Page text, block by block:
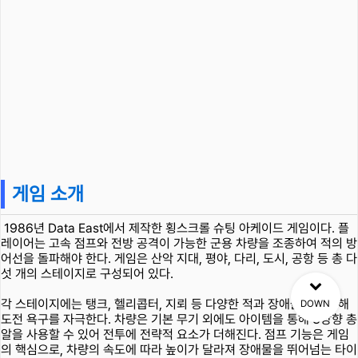
게임 소개
1986년 Data East에서 제작한 횡스크롤 슈팅 아케이드 게임이다. 플
레이어는 고속 점프와 전방 공격이 가능한 군용 차량을 조종하여 적의 방
어선을 돌파해야 한다. 게임은 산악 지대, 평야, 다리, 도시, 공항 등 총 다
섯 개의 스테이지로 구성되어 있다.
각 스테이지에는 탱크, 헬리콥터, 지뢰 등 다양한 적과 장애물이 등장해
도전 욕구를 자극한다. 차량은 기본 무기 외에도 아이템을 통해 3방향 총
알을 사용할 수 있어 전투에 전략적 요소가 더해진다. 점프 기능은 게임
의 핵심으로, 차량의 속도에 따라 높이가 달라져 장애물을 뛰어넘는 타이
DOWN